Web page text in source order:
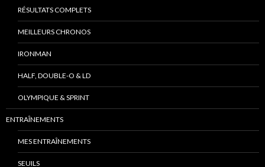
RÉSULTATS COMPLETS
MEILLEURS CHRONOS
IRONMAN
HALF, DOUBLE-O & LD
OLYMPIQUE & SPRINT
ENTRAÎNEMENTS
MES ENTRAÎNEMENTS
SEUILS